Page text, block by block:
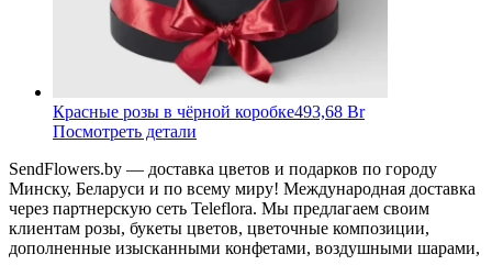
Красные розы в чёрной коробке493,68 Br
Посмотреть детали
SendFlowers.by — доставка цветов и подарков по городу
Минску, Беларуси и по всему миру! Международная доставка
через партнерскую сеть Teleflora. Мы предлагаем своим
клиентам розы, букеты цветов, цветочные композиции,
дополненные изысканными конфетами, воздушными шарами,